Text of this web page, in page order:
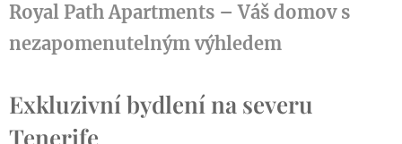
Royal Path Apartments – Váš domov s
nezapomenutelným výhledem
Exkluzivní bydlení na severu
Tenerife